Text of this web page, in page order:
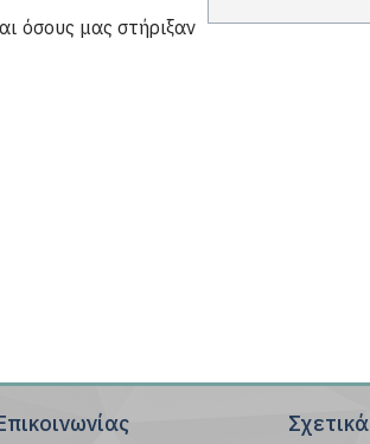
όσους μας στήριξαν
Σχετικά